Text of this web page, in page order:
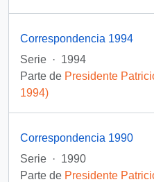
Correspondencia 1994
Serie · 1994
Parte de Presidente
1994)
Correspondencia 1990
Serie · 1990
Parte de Presidente